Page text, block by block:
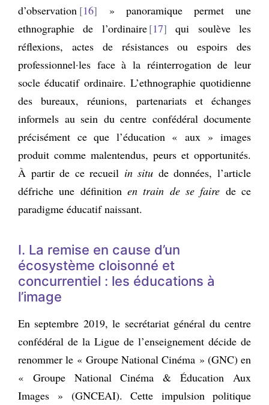
d’observation 16
» panoramique permet une
ethnographie de l’ordinaire 17
qui soulève les
réflexions, actes de résistances ou espoirs des
professionnel·les face à la réinterrogation de leur
socle éducatif ordinaire. L’ethnographie quotidienne
des bureaux, réunions, partenariats et échanges
informels au sein du centre confédéral documente
précisément ce que l’éducation « aux » images
produit comme malentendus, peurs et opportunités.
À partir de ce recueil in situ de données, l’article
défriche une définition en train de se faire de ce
paradigme éducatif naissant.
I. La remise en cause d’un
écosystème cloisonné et
concurrentiel : les éducations à
l’image
En septembre 2019, le secrétariat général du centre
confédéral de la Ligue de l’enseignement décide de
renommer le « Groupe National Cinéma » (GNC) en
« Groupe National Cinéma & Éducation Aux
Images » (GNCEAI). Cette impulsion politique